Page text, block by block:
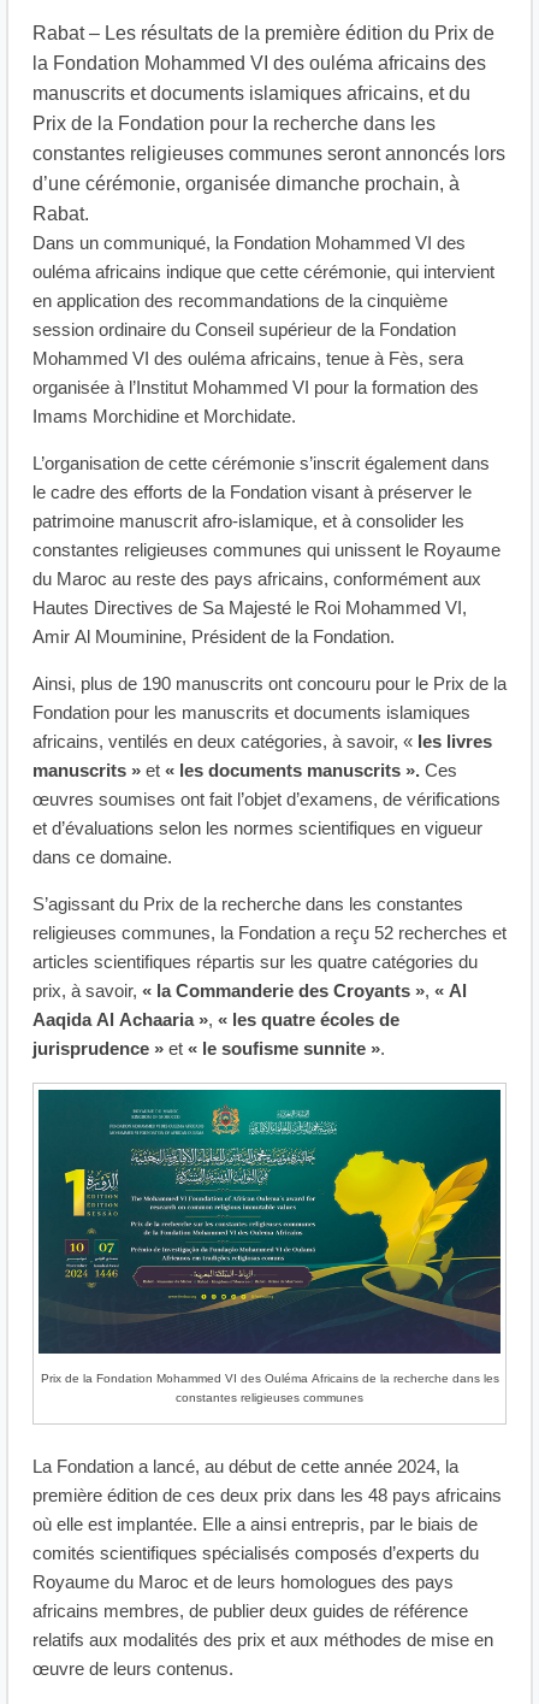
Rabat – Les résultats de la première édition du Prix de
la Fondation Mohammed VI des ouléma africains des
manuscrits et documents islamiques africains, et du
Prix de la Fondation pour la recherche dans les
constantes religieuses communes seront annoncés lors
d’une cérémonie, organisée dimanche prochain, à
Rabat.
Dans un communiqué, la Fondation Mohammed VI des
ouléma africains indique que cette cérémonie, qui intervient
en application des recommandations de la cinquième
session ordinaire du Conseil supérieur de la Fondation
Mohammed VI des ouléma africains, tenue à Fès, sera
organisée à l’Institut Mohammed VI pour la formation des
Imams Morchidine et Morchidate.
L’organisation de cette cérémonie s’inscrit également dans
le cadre des efforts de la Fondation visant à préserver le
patrimoine manuscrit afro-islamique, et à consolider les
constantes religieuses communes qui unissent le Royaume
du Maroc au reste des pays africains, conformément aux
Hautes Directives de Sa Majesté le Roi Mohammed VI,
Amir Al Mouminine, Président de la Fondation.
Ainsi, plus de 190 manuscrits ont concouru pour le Prix de la
Fondation pour les manuscrits et documents islamiques
africains, ventilés en deux catégories, à savoir, « les livres
manuscrits »et« les documents manuscrits ».Ces
œuvres soumises ont fait l’objet d’examens, de vérifications
et d’évaluations selon les normes scientifiques en vigueur
dans ce domaine.
S’agissant du Prix de la recherche dans les constantes
religieuses communes, la Fondation a reçu 52 recherches et
articles scientifiques répartis sur les quatre catégories du
prix, à savoir, « la Commanderie des Croyants », « Al
Aaqida Al Achaaria », « les quatre écoles de
jurisprudence »et« le soufisme sunnite ».
Prix de la Fondation Mohammed VI des Ouléma Africains de la recherche dans les
constantes religieuses communes
La Fondation a lancé, au début de cette année 2024, la
première édition de ces deux prix dans les 48 pays africains
où elle est implantée. Elle a ainsi entrepris, par le biais de
comités scientifiques spécialisés composés d’experts du
Royaume du Maroc et de leurs homologues des pays
africains membres, de publier deux guides de référence
relatifs aux modalités des prix et aux méthodes de mise en
œuvre de leurs contenus.